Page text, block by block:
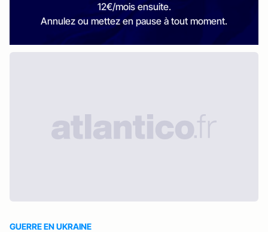
12€/mois ensuite.
Annulez ou mettez en pause à tout moment.
GUERRE EN UKRAINE